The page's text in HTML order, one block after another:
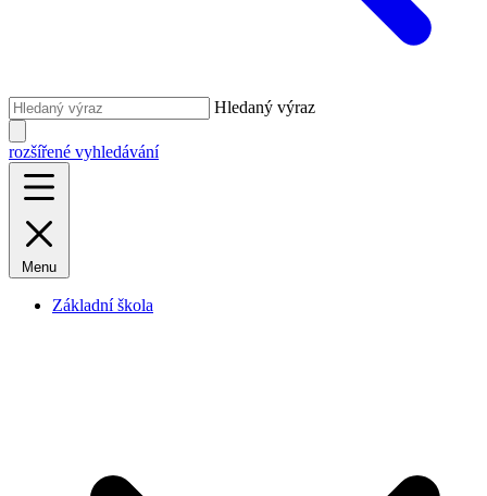
Hledaný výraz
rozšířené vyhledávání
Menu
Základní škola